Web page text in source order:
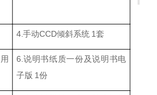
4.手动CCD倾斜系统 1套
6.说明书纸质一份及说明书电
子版 1份